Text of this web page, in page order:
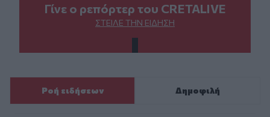
Γίνε ο ρεπόρτερ του CRETALIVE
ΣΤΕΊΛΕ ΤΗΝ ΕΊΔΗΣΗ
Ροή ειδήσεων Δημοφιλή